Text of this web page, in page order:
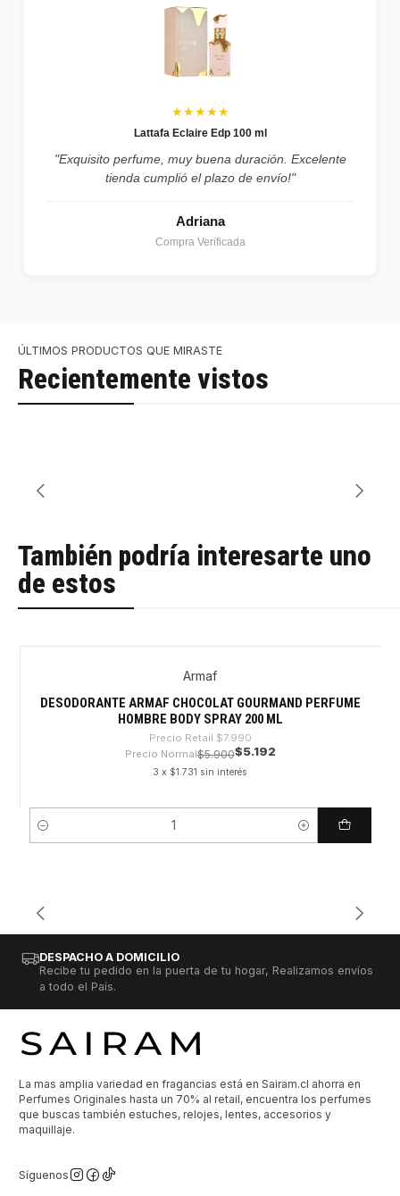
★★★★★
Lattafa Eclaire Edp 100 ml
"Exquisito perfume, muy buena duración. Excelente
tienda cumplió el plazo de envío!"
Adriana
Compra Verificada
ÚLTIMOS PRODUCTOS QUE MIRASTE
Recientemente vistos
También podría interesarte uno
de estos
Armaf
DESODORANTE ARMAF CHOCOLAT GOURMAND PERFUME
HOMBRE BODY SPRAY 200 ML
Precio Retail $7.990
Precio Normal$5.900$5.192
3 x $1.731 sin interés
Cantidad
DESPACHO A DOMICILIO
Recibe tu pedido en la puerta de tu hogar, Realizamos envíos
a todo el País.
La mas amplia variedad en fragancias está en Sairam.cl ahorra en
Perfumes Originales hasta un 70% al retail, encuentra los perfumes
que buscas también estuches, relojes, lentes, accesorios y
maquillaje.
Síguenos